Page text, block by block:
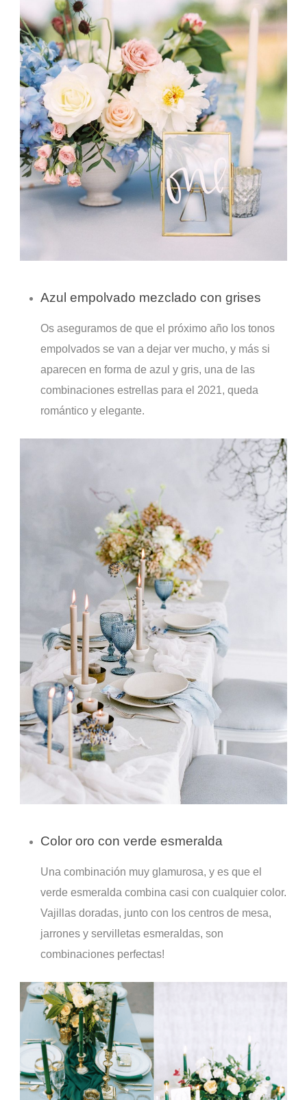
Azul empolvado mezclado con grises
Os aseguramos de que el próximo año los tonos
empolvados se van a dejar ver mucho, y más si
aparecen en forma de azul y gris, una de las
combinaciones estrellas para el 2021, queda
romántico y elegante.
Color oro con verde esmeralda
Una combinación muy glamurosa, y es que el
verde esmeralda combina casi con cualquier color.
Vajillas doradas, junto con los centros de mesa,
jarrones y servilletas esmeraldas, son
combinaciones perfectas!